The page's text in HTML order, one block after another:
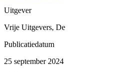
Uitgever
Vrije Uitgevers, De
Publicatiedatum
25 september 2024